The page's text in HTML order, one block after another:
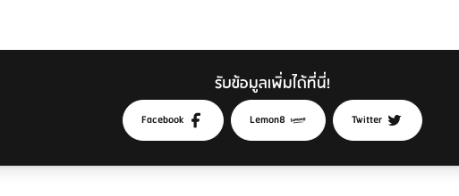
รับข้อมูลเพิ่มได้ที่นี่!
Facebook Lemon8 Twitter